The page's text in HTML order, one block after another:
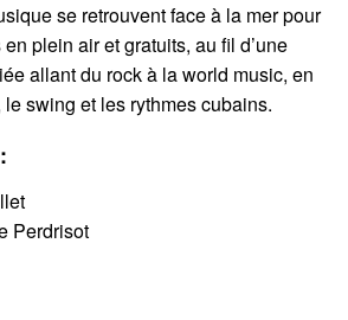
se retrouvent face à la mer pour
plein air et gratuits, au fil d’une
allant du rock à la world music, en
swing et les rythmes cubains.
Perdrisot